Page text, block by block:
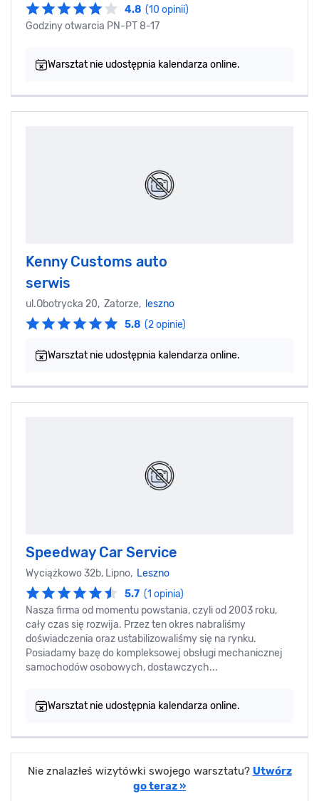
4.8 (10 opinii)
Godziny otwarcia PN-PT 8-17
Warsztat nie udostępnia kalendarza online.
Kenny Customs auto
serwis
ul.Obotrycka 20, Zatorze, leszno
5.8 (2 opinie)
Warsztat nie udostępnia kalendarza online.
Speedway Car Service
Wyciążkowo 32b, Lipno, Leszno
5.7 (1 opinia)
Nasza firma od momentu powstania, czyli od 2003 roku,
cały czas się rozwija. Przez ten okres nabraliśmy
doświadczenia oraz ustabilizowaliśmy się na rynku.
Posiadamy bazę do kompleksowej obsługi mechanicznej
samochodów osobowych, dostawczych...
Warsztat nie udostępnia kalendarza online.
Nie znalazłeś wizytówki swojego warsztatu? Utwórz
go teraz »